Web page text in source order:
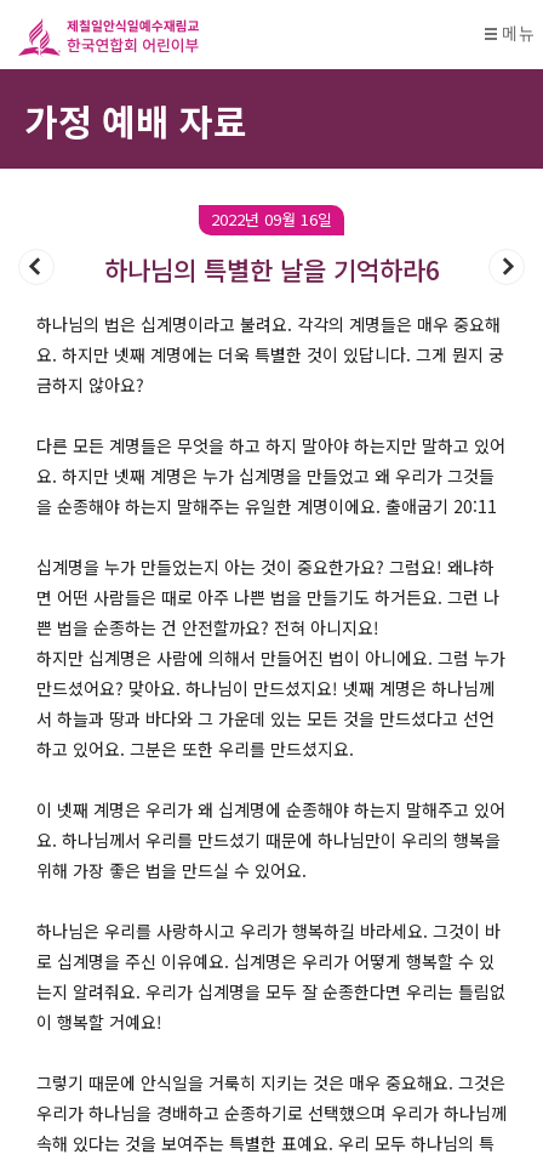
메뉴
가정 예배 자료
2022년 09월 16일
하나님의 특별한 날을 기억하라6
하나님의 법은 십계명이라고 불려요. 각각의 계명들은 매우 중요해
요. 하지만 넷째 계명에는 더욱 특별한 것이 있답니다. 그게 뭔지 궁
금하지 않아요?
다른 모든 계명들은 무엇을 하고 하지 말아야 하는지만 말하고 있어
요. 하지만 넷째 계명은 누가 십계명을 만들었고 왜 우리가 그것들
을 순종해야 하는지 말해주는 유일한 계명이에요. 출애굽기 20:11
십계명을 누가 만들었는지 아는 것이 중요한가요? 그럼요! 왜냐하
면 어떤 사람들은 때로 아주 나쁜 법을 만들기도 하거든요. 그런 나
쁜 법을 순종하는 건 안전할까요? 전혀 아니지요!
하지만 십계명은 사람에 의해서 만들어진 법이 아니에요. 그럼 누가
만드셨어요? 맞아요. 하나님이 만드셨지요! 넷째 계명은 하나님께
서 하늘과 땅과 바다와 그 가운데 있는 모든 것을 만드셨다고 선언
하고 있어요. 그분은 또한 우리를 만드셨지요.
이 넷째 계명은 우리가 왜 십계명에 순종해야 하는지 말해주고 있어
요. 하나님께서 우리를 만드셨기 때문에 하나님만이 우리의 행복을
위해 가장 좋은 법을 만드실 수 있어요.
하나님은 우리를 사랑하시고 우리가 행복하길 바라세요. 그것이 바
로 십계명을 주신 이유예요. 십계명은 우리가 어떻게 행복할 수 있
는지 알려줘요. 우리가 십계명을 모두 잘 순종한다면 우리는 틀림없
이 행복할 거예요!
그렇기 때문에 안식일을 거룩히 지키는 것은 매우 중요해요. 그것은
우리가 하나님을 경배하고 순종하기로 선택했으며 우리가 하나님께
속해 있다는 것을 보여주는 특별한 표예요. 우리 모두 하나님의 특